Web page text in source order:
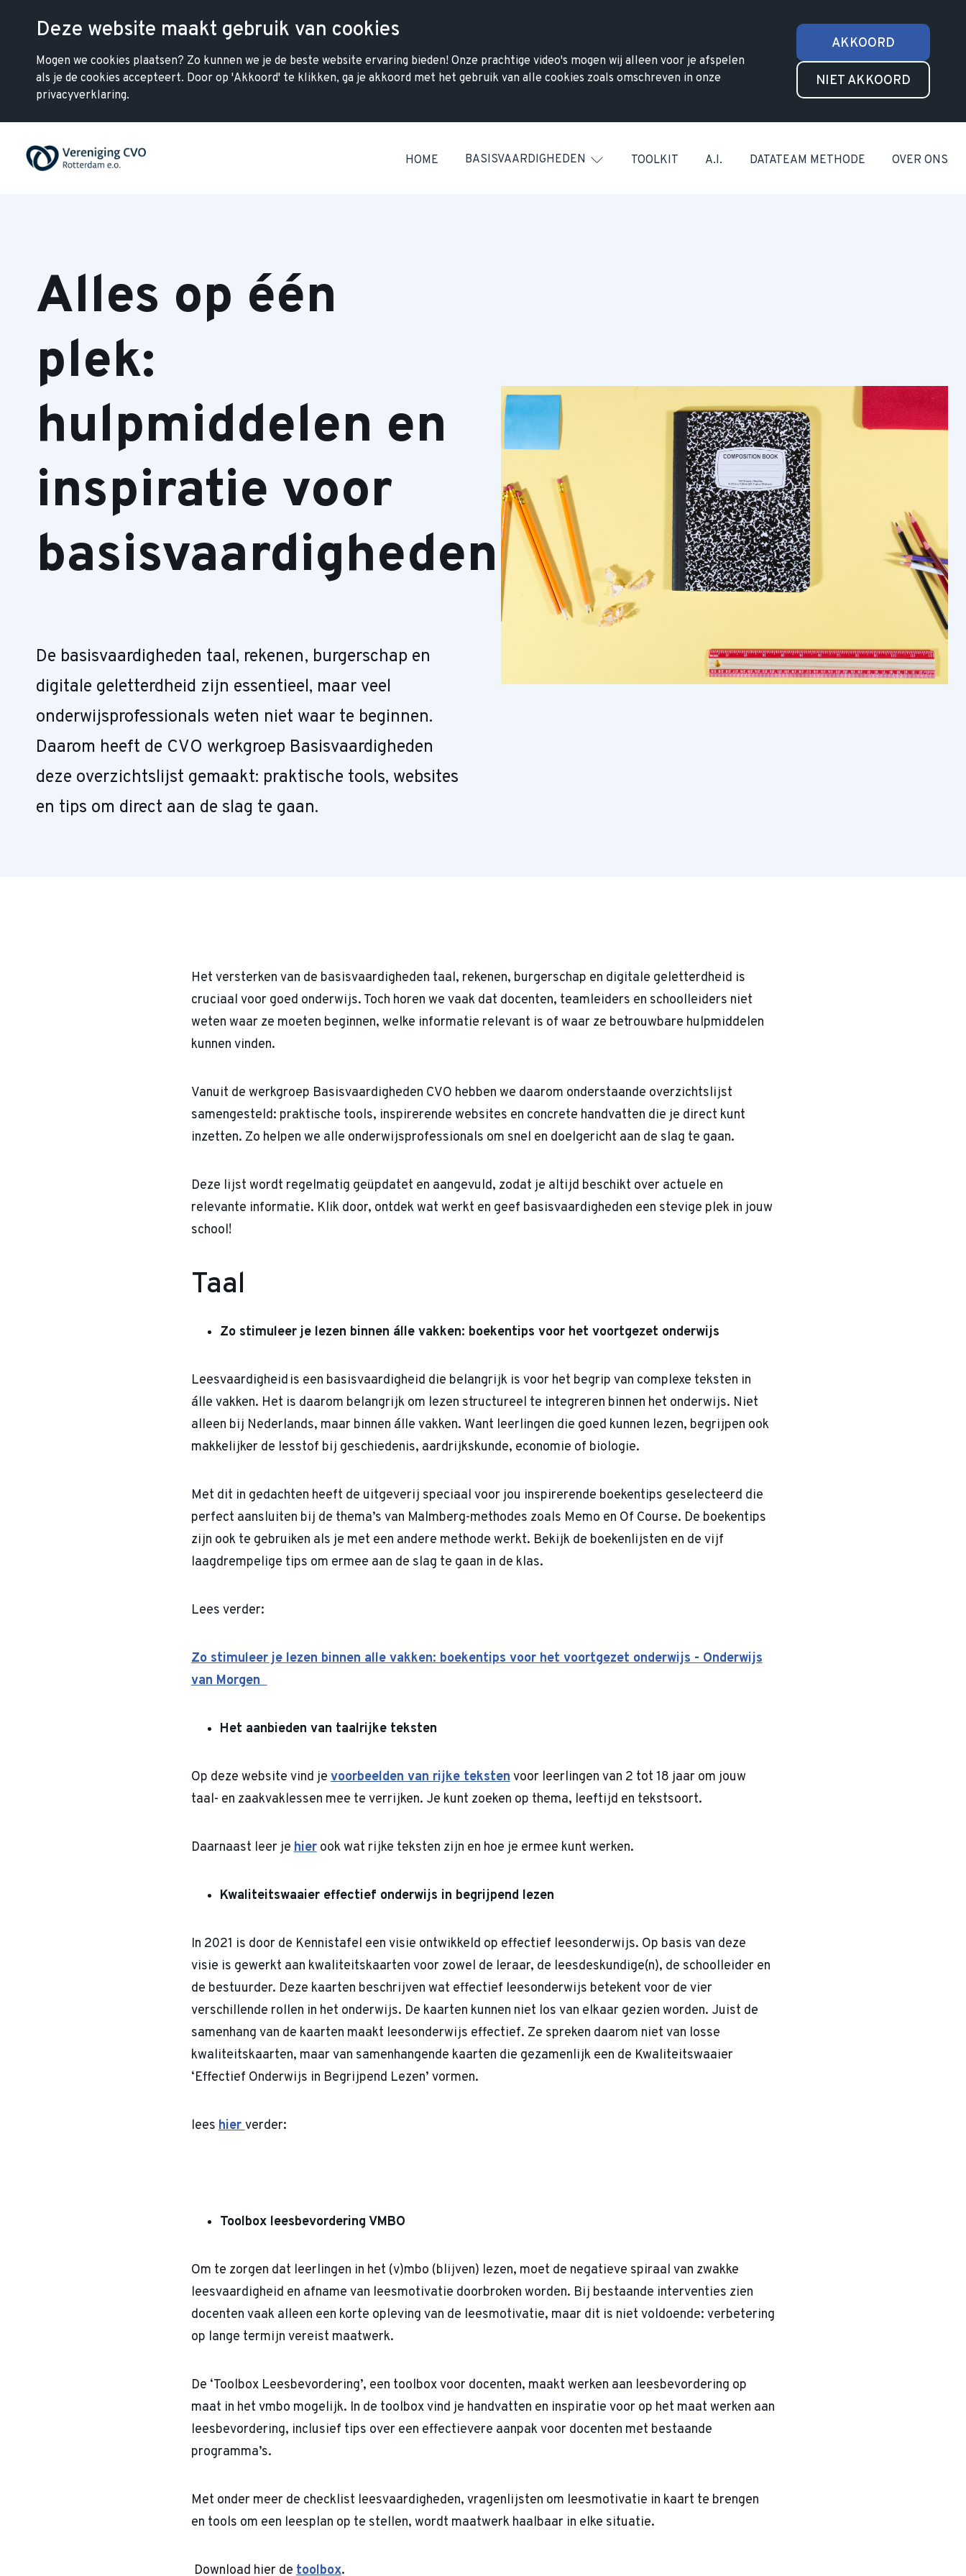
Deze website maakt gebruik van cookies
Mogen we cookies plaatsen? Zo kunnen we je de beste website ervaring bieden! Onze prachtige video's mogen wij alleen voor je afspelen
als je de cookies accepteert. Door op 'Akkoord' te klikken, ga je akkoord met het gebruik van alle cookies zoals omschreven in onze
privacyverklaring.
AKKOORD
NIET AKKOORD
HOME BASISVAARDIGHEDEN TOOLKIT A.I. DATATEAM METHODE OVER ONS
Alles op één
plek:
hulpmiddelen en
inspiratie voor
basisvaardigheden
De basisvaardigheden taal, rekenen, burgerschap en
digitale geletterdheid zijn essentieel, maar veel
onderwijsprofessionals weten niet waar te beginnen.
Daarom heeft de CVO werkgroep Basisvaardigheden
deze overzichtslijst gemaakt: praktische tools, websites
en tips om direct aan de slag te gaan.
Het versterken van de basisvaardigheden taal, rekenen, burgerschap en digitale geletterdheid is
cruciaal voor goed onderwijs. Toch horen we vaak dat docenten, teamleiders en schoolleiders niet
weten waar ze moeten beginnen, welke informatie relevant is of waar ze betrouwbare hulpmiddelen
kunnen vinden.
Vanuit de werkgroep Basisvaardigheden CVO hebben we daarom onderstaande overzichtslijst
samengesteld: praktische tools, inspirerende websites en concrete handvatten die je direct kunt
inzetten. Zo helpen we alle onderwijsprofessionals om snel en doelgericht aan de slag te gaan.
Deze lijst wordt regelmatig geüpdatet en aangevuld, zodat je altijd beschikt over actuele en
relevante informatie. Klik door, ontdek wat werkt en geef basisvaardigheden een stevige plek in jouw
school!
Taal
Zo stimuleer je lezen binnen álle vakken: boekentips voor het voortgezet onderwijs
Leesvaardigheid is een basisvaardigheid die belangrijk is voor het begrip van complexe teksten in
álle vakken. Het is daarom belangrijk om lezen structureel te integreren binnen het onderwijs. Niet
alleen bij Nederlands, maar binnen álle vakken. Want leerlingen die goed kunnen lezen, begrijpen ook
makkelijker de lesstof bij geschiedenis, aardrijkskunde, economie of biologie.
Met dit in gedachten heeft de uitgeverij speciaal voor jou inspirerende boekentips geselecteerd die
perfect aansluiten bij de thema’s van Malmberg-methodes zoals Memo en Of Course. De boekentips
zijn ook te gebruiken als je met een andere methode werkt. Bekijk de boekenlijsten en de vijf
laagdrempelige tips om ermee aan de slag te gaan in de klas.
Lees verder:
Zo stimuleer je lezen binnen alle vakken: boekentips voor het voortgezet onderwijs - Onderwijs
van Morgen
Het aanbieden van taalrijke teksten
Op deze website vind je voorbeelden van rijke teksten voor leerlingen van 2 tot 18 jaar om jouw
taal- en zaakvaklessen mee te verrijken. Je kunt zoeken op thema, leeftijd en tekstsoort.
Daarnaast leer je hierook wat rijke teksten zijn en hoe je ermee kunt werken.
Kwaliteitswaaier effectief onderwijs in begrijpend lezen
In 2021 is door de Kennistafel een visie ontwikkeld op effectief leesonderwijs. Op basis van deze
visie is gewerkt aan kwaliteitskaarten voor zowel de leraar, de leesdeskundige(n), de schoolleider en
de bestuurder. Deze kaarten beschrijven wat effectief leesonderwijs betekent voor de vier
verschillende rollen in het onderwijs. De kaarten kunnen niet los van elkaar gezien worden. Juist de
samenhang van de kaarten maakt leesonderwijs effectief. Ze spreken daarom niet van losse
kwaliteitskaarten, maar van samenhangende kaarten die gezamenlijk een de Kwaliteitswaaier
‘Effectief Onderwijs in Begrijpend Lezen’ vormen.
lees hier verder:
Toolbox leesbevordering VMBO
Om te zorgen dat leerlingen in het (v)mbo (blijven) lezen, moet de negatieve spiraal van zwakke
leesvaardigheid en afname van leesmotivatie doorbroken worden. Bij bestaande interventies zien
docenten vaak alleen een korte opleving van de leesmotivatie, maar dit is niet voldoende: verbetering
op lange termijn vereist maatwerk.
De ‘Toolbox Leesbevordering’, een toolbox voor docenten, maakt werken aan leesbevordering op
maat in het vmbo mogelijk. In de toolbox vind je handvatten en inspiratie voor op het maat werken aan
leesbevordering, inclusief tips over een effectievere aanpak voor docenten met bestaande
programma’s.
Met onder meer de checklist leesvaardigheden, vragenlijsten om leesmotivatie in kaart te brengen
en tools om een leesplan op te stellen, wordt maatwerk haalbaar in elke situatie.
Download hier de toolbox.